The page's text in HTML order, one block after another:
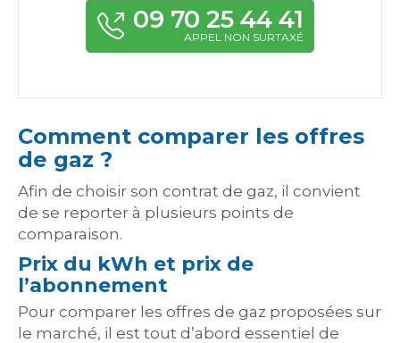
09 70 25 44 41
APPEL NON SURTAXÉ
Comment comparer les offres
de gaz ?
Afin de choisir son contrat de gaz, il convient
de se reporter à plusieurs points de
comparaison.
Prix du kWh et prix de
l’abonnement
Pour comparer les offres de gaz proposées sur
le marché, il est tout d’abord essentiel de